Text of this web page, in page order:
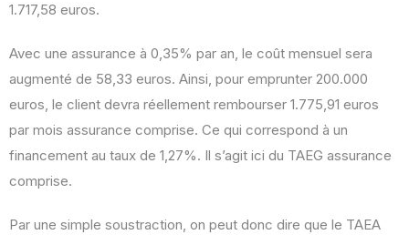
1.717,58 euros.
Avec une assurance à 0,35% par an, le coût mensuel sera
augmenté de 58,33 euros. Ainsi, pour emprunter 200.000
euros, le client devra réellement rembourser 1.775,91 euros
par mois assurance comprise. Ce qui correspond à un
financement au taux de 1,27%. Il s’agit ici du TAEG assurance
comprise.
Par une simple soustraction, on peut donc dire que le TAEA